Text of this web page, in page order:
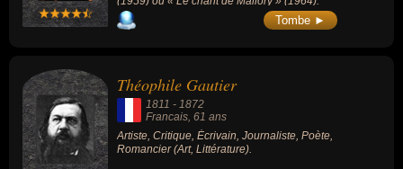
Tombe ►
Théophile Gautier
1811 - 1872
Francais , 61 ans
Artiste, Critique, Écrivain, Journaliste, Poète,
Romancier (Art, Littérature).